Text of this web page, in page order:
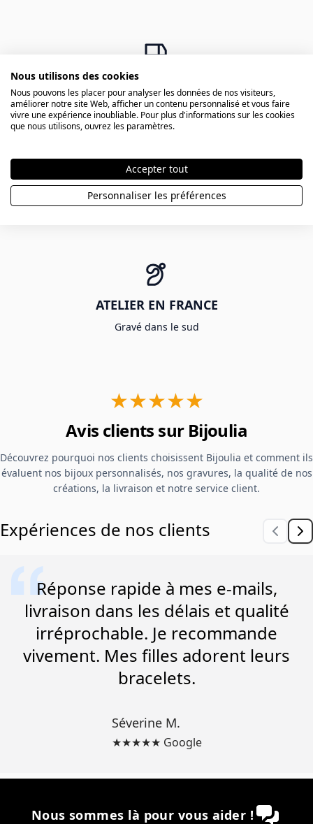
LIVRAISON 24H CHRONOPOST
Possible pour les commandes avant 11h
LIVRAISON GRATUITE
ATELIER EN FRANCE
Gravé dans le sud
★★★★★
Avis clients sur Bijoulia
Découvrez pourquoi nos clients choisissent Bijoulia et comment ils
évaluent nos bijoux personnalisés, nos gravures, la qualité de nos
créations, la livraison et notre service client.
Expériences de nos clients
Réponse rapide à mes e-mails,
livraison dans les délais et qualité
irréprochable. Je recommande
vivement. Mes filles adorent leurs
bracelets.
Séverine M.
★★★★★ Google
Nous sommes là pour vous aider !
Nous utilisons des cookies
Nous pouvons les placer pour analyser les données de nos visiteurs,
améliorer notre site Web, afficher un contenu personnalisé et vous faire
vivre une expérience inoubliable. Pour plus d'informations sur les cookies
que nous utilisons, ouvrez les paramètres.
Accepter tout
Personnaliser les préférences